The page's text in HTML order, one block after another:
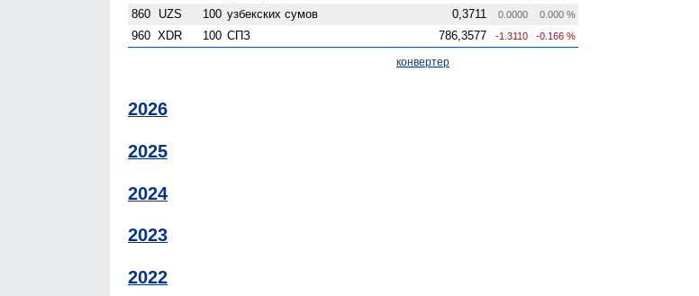
860 UZS 100 узбекских сумов 0,3711 0.0000 0.000 %
960 XDR 100 СПЗ 786,3577 -1.3110 -0.166 %
конвертер
2026
2025
2024
2023
2022